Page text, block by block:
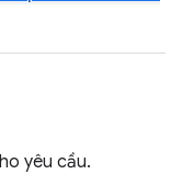
yêu cầu.